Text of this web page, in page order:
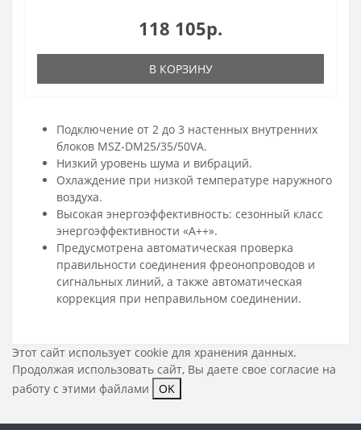
118 105р.
В КОРЗИНУ
Подключение от 2 до 3 настенных внутренних
блоков MSZ-DM25/35/50VA.
Низкий уровень шума и вибраций.
Охлаждение при низкой температуре наружного
воздуха.
Высокая энергоэффективность: сезонный класс
энергоэффективности «А++».
Предусмотрена aвтоматическая проверка
правильности соединения фреонопроводов и
сигнальных линий, а также автоматическая
коррекция при неправильном соединении.
Этот сайт использует cookie для хранения данных.
Продолжая использовать сайт, Вы даете свое согласие на
работу с этими файлами
OK